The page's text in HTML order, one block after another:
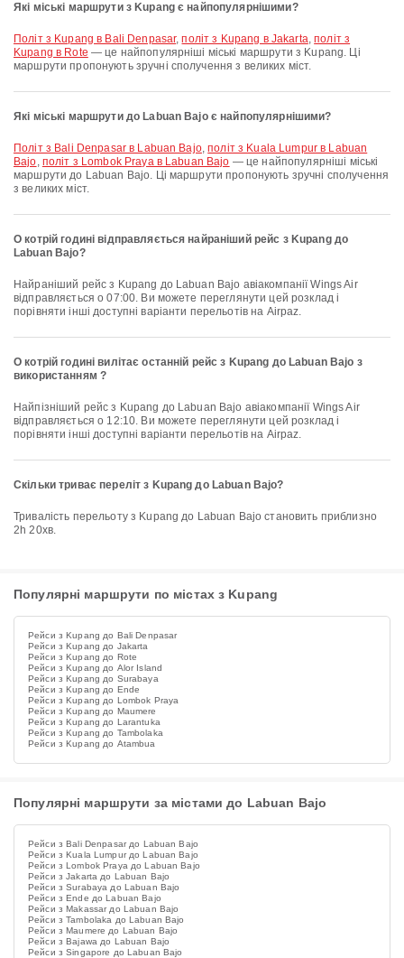
Які міські маршрути з Kupang є найпопулярнішими?
політ з Kupang в Bali Denpasar,політ з Kupang в Jakarta,політ з
Kupang в Rote — це найпопулярніші міські маршрути з Kupang. Ці
маршрути пропонують зручні сполучення з великих міст.
Які міські маршрути до Labuan Bajo є найпопулярнішими?
політ з Bali Denpasar в Labuan Bajo,політ з Kuala Lumpur в Labuan
Bajo, політ з Lombok Praya в Labuan Bajo — це найпопулярніші міські
маршрути до Labuan Bajo. Ці маршрути пропонують зручні сполучення
з великих міст.
О котрій годині відправляється найраніший рейс з Kupang до
Labuan Bajo?
Найраніший рейс з Kupang до Labuan Bajo авіакомпанії Wings Air
відправляється о 07:00. Ви можете переглянути цей розклад і
порівняти інші доступні варіанти перельотів на Airpaz.
О котрій годині вилітає останній рейс з Kupang до Labuan Bajo з
використанням ?
Найпізніший рейс з Kupang до Labuan Bajo авіакомпанії Wings Air
відправляється о 12:10. Ви можете переглянути цей розклад і
порівняти інші доступні варіанти перельотів на Airpaz.
Скільки триває переліт з Kupang до Labuan Bajo?
Тривалість перельоту з Kupang до Labuan Bajo становить приблизно
2h 20хв.
Популярні маршрути по містах з Kupang
Рейси з Kupang до Bali Denpasar
Рейси з Kupang до Jakarta
Рейси з Kupang до Rote
Рейси з Kupang до Alor Island
Рейси з Kupang до Surabaya
Рейси з Kupang до Ende
Рейси з Kupang до Lombok Praya
Рейси з Kupang до Maumere
Рейси з Kupang до Larantuka
Рейси з Kupang до Tambolaka
Рейси з Kupang до Atambua
Популярні маршрути за містами до Labuan Bajo
Рейси з Bali Denpasar до Labuan Bajo
Рейси з Kuala Lumpur до Labuan Bajo
Рейси з Lombok Praya до Labuan Bajo
Рейси з Jakarta до Labuan Bajo
Рейси з Surabaya до Labuan Bajo
Рейси з Ende до Labuan Bajo
Рейси з Makassar до Labuan Bajo
Рейси з Tambolaka до Labuan Bajo
Рейси з Maumere до Labuan Bajo
Рейси з Bajawa до Labuan Bajo
Рейси з Singapore до Labuan Bajo